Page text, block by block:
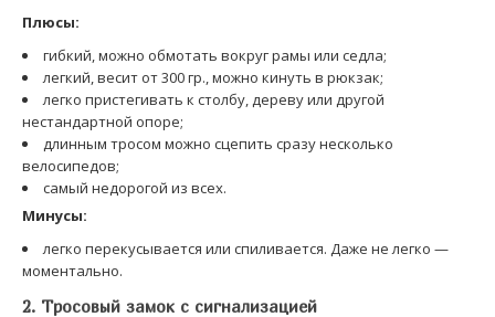
Плюсы:
гибкий, можно обмотать вокруг рамы или седла;
легкий, весит от 300 гр., можно кинуть в рюкзак;
легко пристегивать к столбу, дереву или другой
нестандартной опоре;
длинным тросом можно сцепить сразу несколько
велосипедов;
самый недорогой из всех.
Минусы:
легко перекусывается или спиливается. Даже не легко —
моментально.
2. Тросовый замок с сигнализацией